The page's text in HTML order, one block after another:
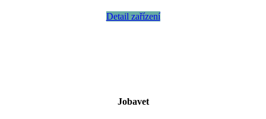
Detail zařízení
Jobavet